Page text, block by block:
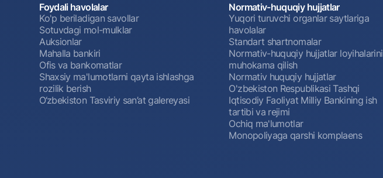
Foydali havolalar
Ko'p beriladigan savollar
Sotuvdagi mol-mulklar
Auksionlar
Mahalla bankiri
Ofis va bankomatlar
Shaxsiy ma'lumotlarni qayta ishlashga
rozilik berish
O‘zbekiston Tasviriy san’at galereyasi
Normativ-huquqiy hujjatlar
Yuqori turuvchi organlar saytlariga
havolalar
Standart shartnomalar
Normativ-huquqiy hujjatlar loyihalarini
muhokama qilish
Normativ huquqiy hujjatlar
O'zbekiston Respublikasi Tashqi
Iqtisodiy Faoliyat Milliy Bankining ish
tartibi va rejimi
Ochiq ma'lumotlar
Monopoliyaga qarshi komplaens